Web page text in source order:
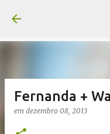
Fernanda +
em dezembro 08, 2013